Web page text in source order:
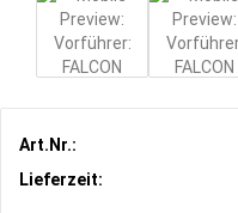
Art.Nr.:
Lieferzeit: